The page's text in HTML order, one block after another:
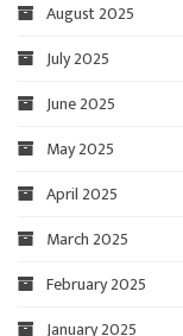
August 2025
July 2025
June 2025
May 2025
April 2025
March 2025
February 2025
January 2025